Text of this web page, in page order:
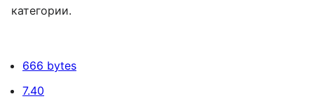
категории.
666 bytes
7.40